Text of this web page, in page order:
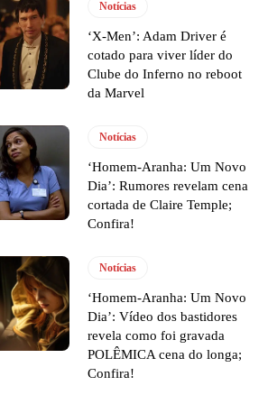
Notícias
‘X-Men’: Adam Driver é
cotado para viver líder do
Clube do Inferno no reboot
da Marvel
Notícias
‘Homem-Aranha: Um Novo
Dia’: Rumores revelam cena
cortada de Claire Temple;
Confira!
Notícias
‘Homem-Aranha: Um Novo
Dia’: Vídeo dos bastidores
revela como foi gravada
POLÊMICA cena do longa;
Confira!